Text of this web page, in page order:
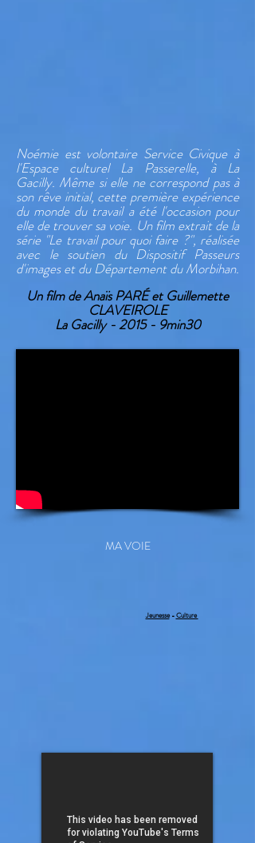
Noémie est volontaire Service Civique à
l'Espace culturel La Passerelle, à La
Gacilly. Même si elle ne correspond pas à
son rêve initial, cette première expérience
du monde du travail a été l'occasion pour
elle de trouver sa voie. Un film extrait de la
série "Le travail pour quoi faire ?", réalisée
avec le soutien du Dispositif Passeurs
d'images et du Département du Morbihan.
Un film de Anaïs PARÉ et Guillemette
CLAVEIROLE
La Gacilly - 2015 - 9min30
MA VOIE
Jeunesse-Culture